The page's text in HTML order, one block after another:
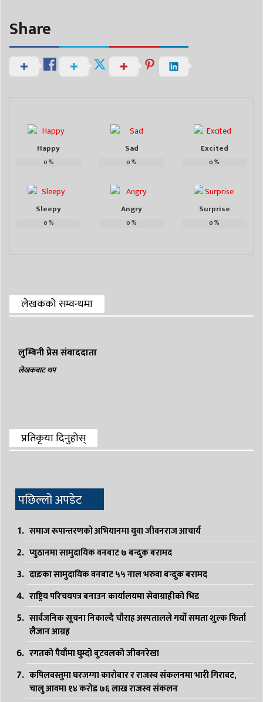
Share
Happy
0%
Sad
0%
Excited
0%
Sleepy
0%
Angry
0%
Surprise
0%
लेखकको सम्वन्धमा
लुम्बिनी प्रेस संवाददाता
लेखकबाट थप
प्रतिकृया दिनुहोस्
पछिल्लो अपडेट
समाज रूपान्तरणको अभियानमा युवा जीवनराज आचार्य
प्युठानमा सामुदायिक वनबाट ७ बन्दुक बरामद
दाङका सामुदायिक वनबाट ५५ नाल भरुवा बन्दुक बरामद
राष्ट्रिय परिचयपत्र बनाउन कार्यालयमा सेवाग्राहीको भिड
सार्वजनिक सूचना निकाल्दै चौराह अस्पतालले गर्यो समता शुल्क फिर्ता
लैजान आग्रह
रगतको पैयाँमा घुम्दो बुटवलको जीवनरेखा
कपिलवस्तुमा घरजग्गा कारोबार र राजस्व संकलनमा भारी गिरावट,
चालु आवमा १४ करोड ७६ लाख राजस्व संकलन